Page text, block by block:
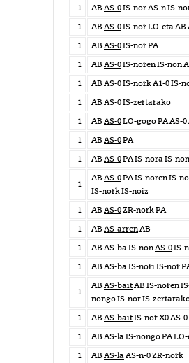
1
AB AS-0IS-nor AS-n IS-
1
AB AS-0IS-nor LO-eta AB
1
AB AS-0IS-nor PA
1
AB AS-0IS-noren IS-non
1
AB AS-0IS-nork A1-0 IS-
1
AB AS-0IS-zertarako
1
AB AS-0LO-gogo PA AS-
1
AB AS-0PA
1
AB AS-0PA IS-nora IS-
1
AB AS-0PA IS-noren IS-
IS-nork IS-noiz
1
AB AS-0ZR-nork PA
1
AB AS-arrenAB
1
AB AS-ba IS-nonAS-0IS-
1
AB AS-ba IS-nori IS-nor
1
AB AS-baitAB IS-noren
nongo IS-nor IS-
1
AB AS-baitIS-nor X0 AS-0
1
AB AS-la IS-nongo PA
1
AB AS-laAS-n-0 ZR-nork